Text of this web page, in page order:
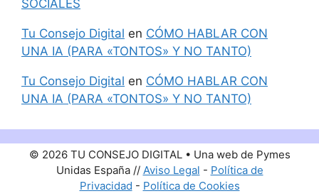
SOCIALES
Tu Consejo Digital en CÓMO HABLAR CON
UNA IA (PARA «TONTOS» Y NO TANTO)
Tu Consejo Digital en CÓMO HABLAR CON
UNA IA (PARA «TONTOS» Y NO TANTO)
© 2026 TU CONSEJO DIGITAL • Una web de Pymes
Unidas España // Aviso Legal - Política de
Privacidad - Política de Cookies